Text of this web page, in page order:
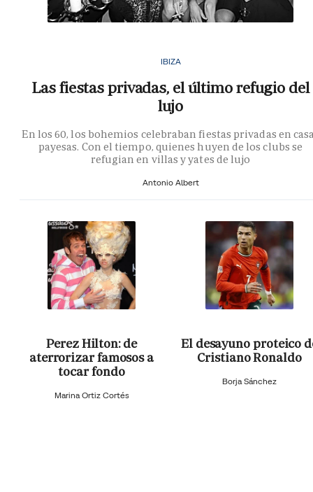
IBIZA
Las fiestas privadas, el último refugio del
lujo
En los 60, los bohemios celebraban fiestas privadas en
payesas. Con el tiempo, quienes huyen de los clubs se
refugian en villas y yates de lujo
Antonio Albert
Perez Hilton: de
aterrorizar famosos a
tocar fondo
Marina Ortiz Cortés
El desayuno proteico
Cristiano Ronaldo
Borja Sánchez